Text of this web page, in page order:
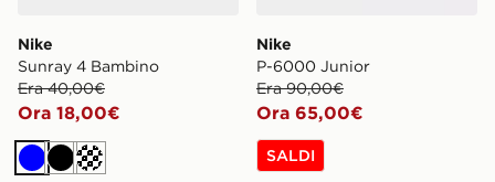
Nike
Sunray 4 Bambino
Era 40,00€
Ora 18,00€
BluNeroCrema
Nike
P-6000 Junior
Era 90,00€
Ora 65,00€
SALDI